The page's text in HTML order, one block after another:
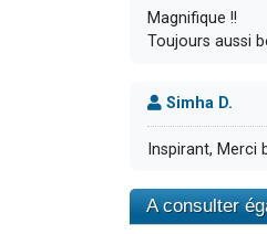
Magnifique !!
Toujours aussi
Simha D.
Inspirant, Merci
A consulter